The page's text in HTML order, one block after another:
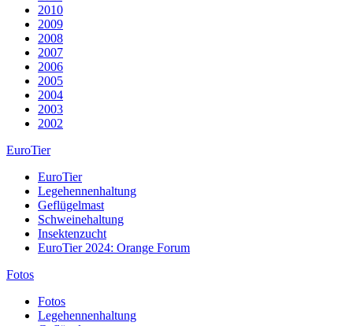
2010
2009
2008
2007
2006
2005
2004
2003
2002
EuroTier
EuroTier
Legehennenhaltung
Geflügelmast
Schweinehaltung
Insektenzucht
EuroTier 2024: Orange Forum
Fotos
Fotos
Legehennenhaltung